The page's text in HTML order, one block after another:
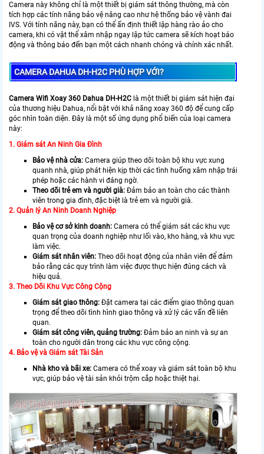
Camera này không chỉ là một thiết bị giám sát thông thường, mà còn
tích hợp các tính năng bảo vệ nâng cao như hệ thống bảo vệ vành đai
IVS. Với tính năng này, bạn có thể ấn định thiết lập hàng rào ảo cho
camera, khi có vật thể xâm nhập ngay lập tức camera sẽ kích hoạt báo
động và thông báo đến bạn một cách nhanh chóng và chính xác nhất.
CAMERA DAHUA DH-H2C PHÙ HỢP VỚI?
Camera Wifi Xoay 360 Dahua DH-H2C là một thiết bị giám sát hiện đại
của thương hiệu Dahua, nổi bật với khả năng xoay 360 độ để cung cấp
góc nhìn toàn diện. Đây là một số ứng dụng phổ biến của loại camera
này:
1. Giám sát An Ninh Gia Đình
Bảo vệ nhà cửa: Camera giúp theo dõi toàn bộ khu vực xung
quanh nhà, giúp phát hiện kịp thời các tình huống xâm nhập trái
phép hoặc các hành vi đáng ngờ.
Theo dõi trẻ em và người già: Đảm bảo an toàn cho các thành
viên trong gia đình, đặc biệt là trẻ em và người già.
2. Quản lý An Ninh Doanh Nghiệp
Bảo vệ cơ sở kinh doanh: Camera có thể giám sát các khu vực
quan trọng của doanh nghiệp như lối vào, kho hàng, và khu vực
làm việc.
Giám sát nhân viên: Theo dõi hoạt động của nhân viên để đảm
bảo rằng các quy trình làm việc được thực hiện đúng cách và
hiệu quả.
3. Theo Dõi Khu Vực Công Cộng
Giám sát giao thông: Đặt camera tại các điểm giao thông quan
trọng để theo dõi tình hình giao thông và xử lý các vấn đề liên
quan.
Giám sát công viên, quảng trường: Đảm bảo an ninh và sự an
toàn cho người dân trong các khu vực công cộng.
4. Bảo vệ và Giám sát Tài Sản
Nhà kho và bãi xe: Camera có thể xoay và giám sát toàn bộ khu
vực, giúp bảo vệ tài sản khỏi trộm cắp hoặc thiệt hại.